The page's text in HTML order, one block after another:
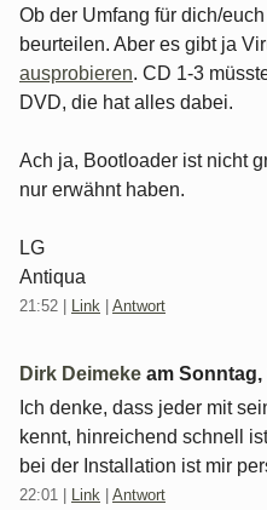
Ob der Umfang für dich/
beurteilen. Aber es gibt ja
ausprobieren. CD 1-3
DVD, die hat alles dabei.
Ach ja, Bootloader ist nicht
nur erwähnt haben.
LG
Antiqua
21:52 Link Antwort
Dirk Deimeke am Sonntag,
Ich denke, dass jeder mit
kennt, hinreichend schnell
bei der Installation ist mir
22:01 Link Antwort